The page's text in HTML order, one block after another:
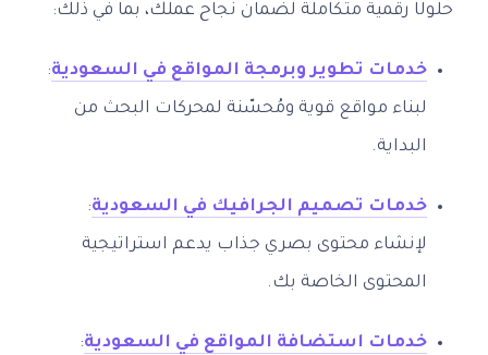
حلولًا رقمية متكاملة لضمان نجاح عملك، بما في ذلك:
خدمات تطوير وبرمجة المواقع في السعودية:
لبناء مواقع قوية ومُحسّنة لمحركات البحث من
البداية.
خدمات تصميم الجرافيك في السعودية:
لإنشاء محتوى بصري جذاب يدعم استراتيجية
المحتوى الخاصة بك.
خدمات استضافة المواقع في السعودية: